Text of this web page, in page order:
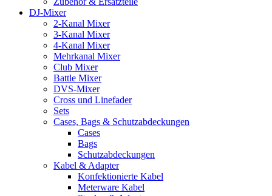
DJ-Mixer
2-Kanal Mixer
3-Kanal Mixer
4-Kanal Mixer
Mehrkanal Mixer
Club Mixer
Battle Mixer
DVS-Mixer
Cross und Linefader
Sets
Cases, Bags & Schutzabdeckungen
Cases
Bags
Schutzabdeckungen
Kabel & Adapter
Konfektionierte Kabel
Meterware Kabel